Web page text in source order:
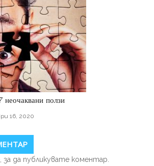
ползи
16, 2020
, за да публикувате коментар.